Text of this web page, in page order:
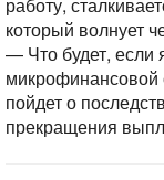
который волнует
— Что будет, если
микрофинансовой
пойдет о
прекращения